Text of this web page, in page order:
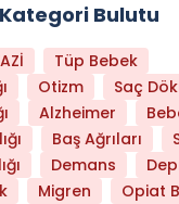
Kategori Bulutu
Tüp Bebek
Otizm
Saç
Alzheimer
Baş Ağrıları
Demans
Migren
Opiat